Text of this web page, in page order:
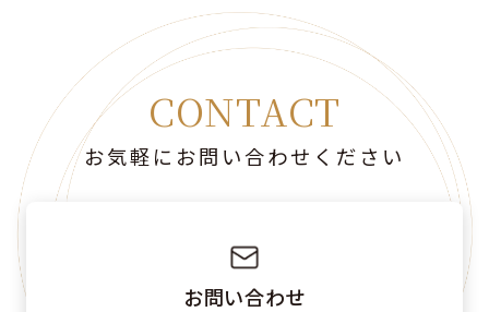
CONTACT
お気軽にお問い合わせください
お問い合わせ